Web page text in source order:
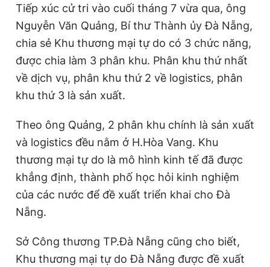
Tiếp xúc cử tri vào cuối tháng 7 vừa qua, ông
Nguyễn Văn Quảng, Bí thư Thành ủy Đà Nẵng,
chia sẻ Khu thương mại tự do có 3 chức năng,
được chia làm 3 phân khu. Phân khu thứ nhất
về dịch vụ, phân khu thứ 2 về logistics, phân
khu thứ 3 là sản xuất.
Theo ông Quảng, 2 phân khu chính là sản xuất
và logistics đều nằm ở H.Hòa Vang. Khu
thương mại tự do là mô hình kinh tế đã được
khẳng định, thành phố học hỏi kinh nghiệm
của các nước để đề xuất triển khai cho Đà
Nẵng.
Sở Công thương TP.Đà Nẵng cũng cho biết,
Khu thương mại tự do Đà Nẵng được đề xuất